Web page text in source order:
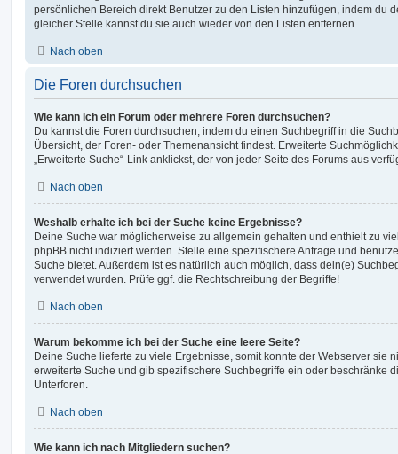
persönlichen Bereich direkt Benutzer zu den Listen hinzufügen, indem du
gleicher Stelle kannst du sie auch wieder von den Listen entfernen.
Nach oben
Die Foren durchsuchen
Wie kann ich ein Forum oder mehrere Foren durchsuchen?
Du kannst die Foren durchsuchen, indem du einen Suchbegriff in die
Übersicht, der Foren- oder Themenansicht findest. Erweiterte
„Erweiterte Suche“-Link anklickst, der von jeder Seite des Forums aus
Nach oben
Weshalb erhalte ich bei der Suche keine Ergebnisse?
Deine Suche war möglicherweise zu allgemein gehalten und enthielt zu
phpBB nicht indiziert werden. Stelle eine spezifischere Anfrage und
Suche bietet. Außerdem ist es natürlich auch möglich, dass dein(e)
verwendet wurden. Prüfe ggf. die Rechtschreibung der Begriffe!
Nach oben
Warum bekomme ich bei der Suche eine leere Seite?
Deine Suche lieferte zu viele Ergebnisse, somit konnte der Webserver sie
erweiterte Suche und gib spezifischere Suchbegriffe ein oder beschränke
Unterforen.
Nach oben
Wie kann ich nach Mitgliedern suchen?